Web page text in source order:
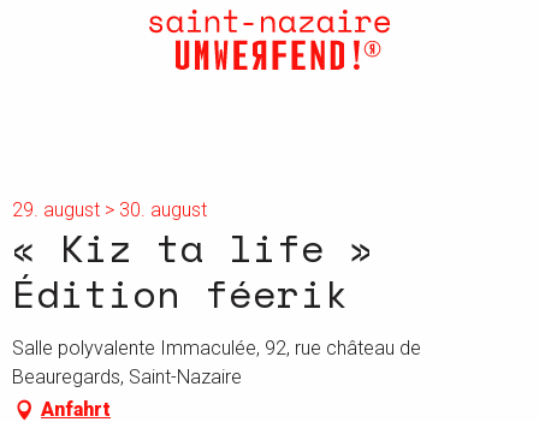
29. august > 30. august
« Kiz ta life »
Édition féerik
Salle polyvalente Immaculée, 92, rue château de
Beauregards, Saint-Nazaire
Anfahrt